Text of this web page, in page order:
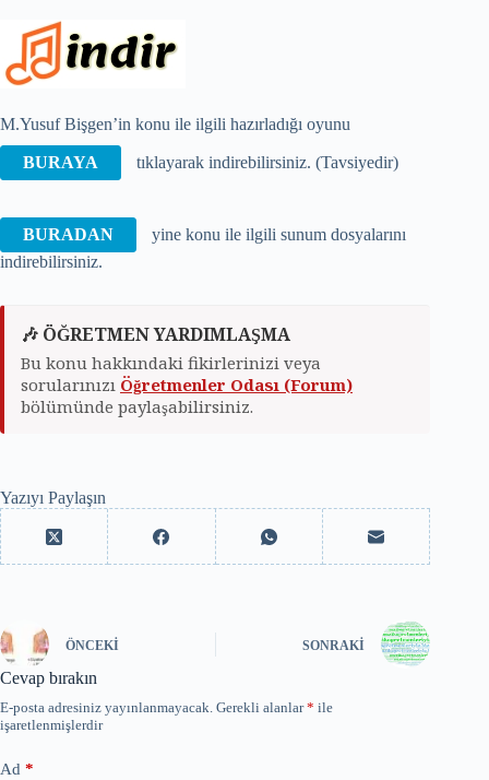
M.Yusuf Bişgen’in konu ile ilgili hazırladığı oyunu
BURAYA tıklayarak indirebilirsiniz. (Tavsiyedir)
BURADAN
yine konu ile ilgili sunum dosyalarını
indirebilirsiniz.
🎶 ÖĞRETMEN YARDIMLAŞMA
Bu konu hakkındaki fikirlerinizi veya
sorularınızı Öğretmenler Odası (Forum)
bölümünde paylaşabilirsiniz.
Yazıyı Paylaşın
ÖNCEKI SONRAKI
Cevap bırakın
E-posta adresiniz yayınlanmayacak. Gerekli alanlar* ile
işaretlenmişlerdir
Ad *